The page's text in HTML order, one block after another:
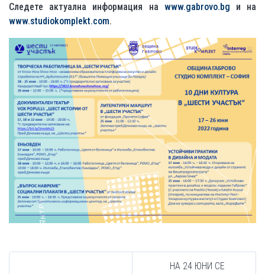
Следете актуална информация на www.gabrovo.bg и на
www.studiokomplekt.com.
НА 24 ЮНИ СЕ